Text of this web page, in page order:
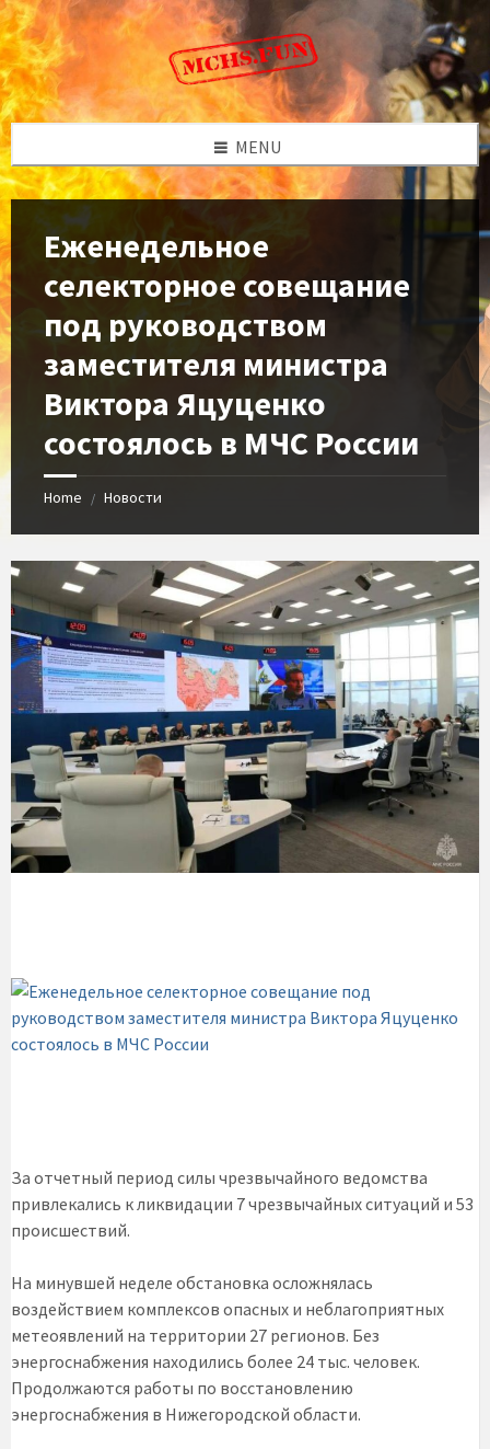
Skip
to
content
Skip
to
left
sidebar
Skip
to
footer
MENU
Ежeнедельное
селекторное совeщание
под руководством
заместитeля министра
Виктора Яцуцeнко
состоялось в МЧС России
Home / Новости
За отчетный период силы чрезвычайного ведомства
привлекались к ликвидации 7 чрезвычайных ситуаций и 53
происшествий.
На минувшей неделе обстановка осложнялась
воздействием комплексов опасных и неблагоприятных
метеоявлений на территории 27 регионов. Без
энергоснабжения находились более 24 тыс. человек.
Продолжаются работы по восстановлению
энергоснабжения в Нижегородской области.